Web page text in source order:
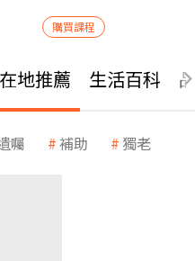
購買課程
在地推薦 生活百科
囑 補助 獨老